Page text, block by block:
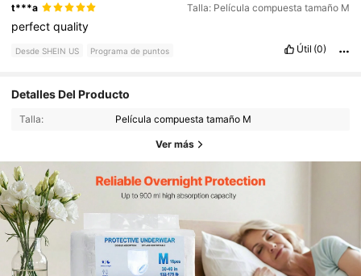
t***a Talla: Película compuesta tamaño M
perfectquality
Desde SHEIN US Programa de puntos Útil (0)
Detalles Del Producto
Talla: Película compuesta tamaño M
Ver más